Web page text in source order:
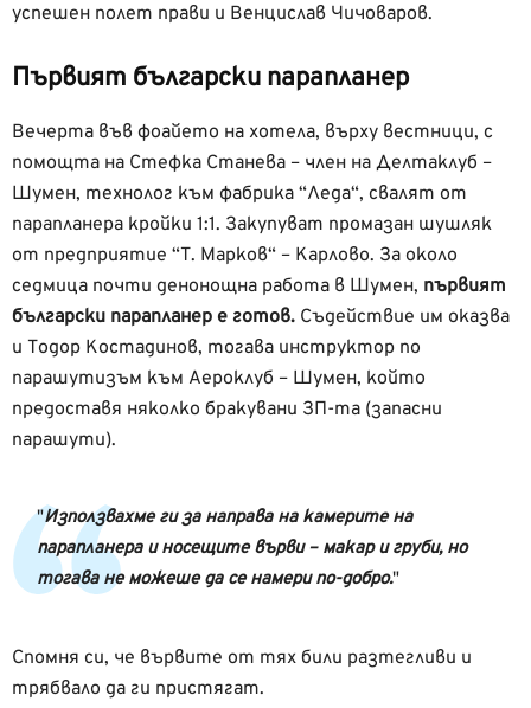
успешен полет прави и Венцислав Чичоваров.
Първият български парапланер
Вечерта във фоайето на хотела, върху вестници, с
помощта на Стефка Станева – член на Делтаклуб –
Шумен, технолог към фабрика “Леда“, свалят от
парапланера кройки 1:1. Закупуват промазан шушляк
от предприятие “Т. Марков“ – Карлово. За около
седмица почти денонощна работа в Шумен, първият
български парапланер е готов. Съдействие им оказва
и Тодор Костадинов, тогава инструктор по
парашутизъм към Аероклуб – Шумен, който
предоставя няколко бракувани ЗП-та (запасни
парашути).
Използвахме ги за направа на камерите на
парапланера и носещите върви – макар и груби, но
тогава не можеше да се намери по-добро.
Спомня си, че вървите от тях били разтегливи и
трябвало да ги пристягат.